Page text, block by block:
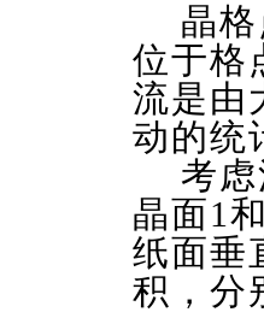
晶格
位于格
流是由
动的统
考虑
晶面1
纸面垂
积，分